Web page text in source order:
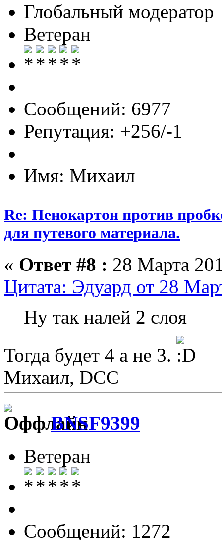
Глобальный модератор
Ветеран
Сообщений: 6977
Репутация: +256/-1
Имя: Михаил
Re: Пенокартон против
для путевого материала.
« Ответ #8 : 28 Марта
Цитата: Эдуард от 28
Ну так налей 2 слоя
Тогда будет 4 а не 3.
Михаил, DCC
BNSF9399
Ветеран
Сообщений: 1272